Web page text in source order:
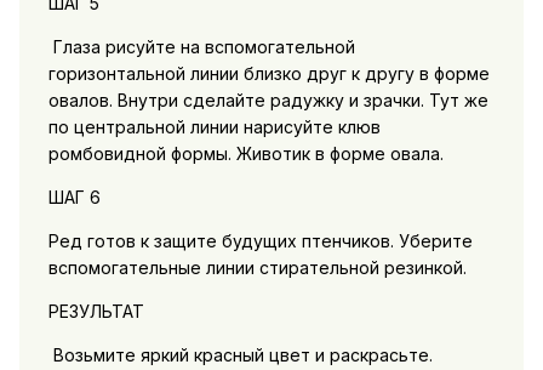
Глаза рисуйте на вспомогательной
горизонтальной линии близко друг к другу в форме
овалов. Внутри сделайте радужку и зрачки. Тут же
по центральной линии нарисуйте клюв
ромбовидной формы. Животик в форме овала.
ШАГ 6
Ред готов к защите будущих птенчиков. Уберите
вспомогательные линии стирательной резинкой.
РЕЗУЛЬТАТ
Возьмите яркий красный цвет и раскрасьте.